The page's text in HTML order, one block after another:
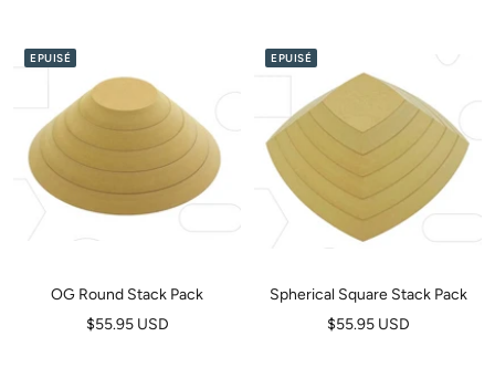
EPUISÉ
OG Round Stack Pack
Prix
$55.95 USD
EPUISÉ
Spherical Square Stack Pack
Prix
$55.95 USD